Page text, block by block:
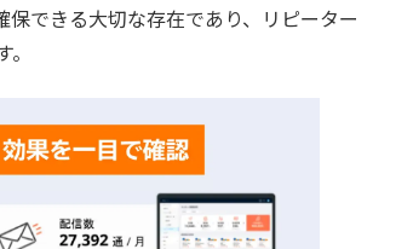
できる大切な存在であり、リピーター